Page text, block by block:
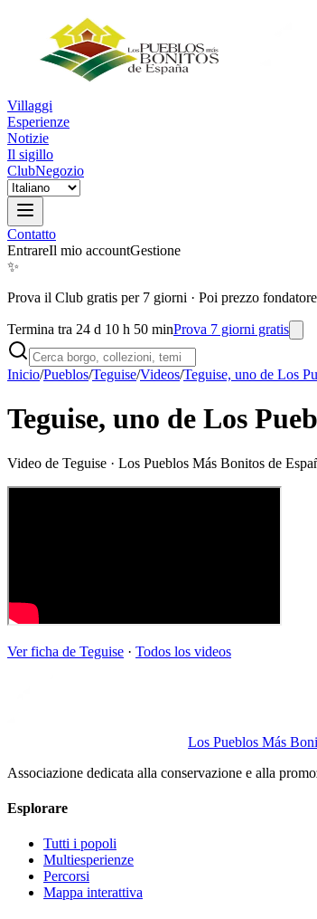
Villaggi
Esperienze
Notizie
Il sigillo
ClubNegozio
Contatto
EntrareIl mio accountGestione
✨
Prova il Club gratis per 7 giorni · Poi prezzo
Termina tra 24 d 10 h 50 minProva 7 giorni gratis
Inicio/Pueblos/Teguise/Videos/Teguise, uno de Los
Teguise, uno de Los
Video de Teguise · Los Pueblos Más Bonitos de
Ver ficha de Teguise · Todos los videos
Los Pueblos Más
Associazione dedicata alla conservazione e alla
Esplorare
Tutti i popoli
Multiesperienze
Percorsi
Mappa interattiva